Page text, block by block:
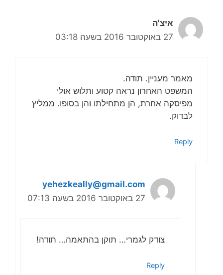
איצ'ה
27 באוקטובר 2016 בשעה 03:18
מאמר מעניין. תודה.
המשפט האחרון נראה קטוע ותלוש אולי
מפיסקה אחרת, הן מתחילתו והן בסופו. ממליץ
לבדוק.
Reply
yehezkeally@gmail.com
27 באוקטובר 2016 בשעה 07:13
צודק לגמרי… תוקן בהתאמה… תודה!
Reply